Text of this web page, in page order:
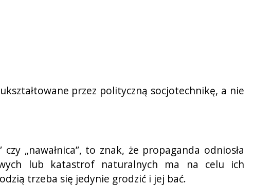
przez polityczną socjotechnikę, a nie
„nawałnica”, to znak, że propaganda odniosła
lub katastrof naturalnych ma na celu ich
trzeba się jedynie grodzić i jej bać.